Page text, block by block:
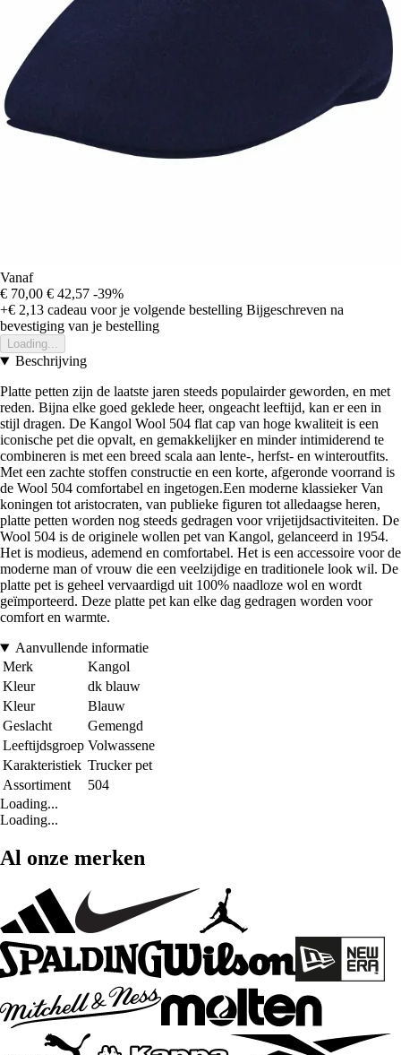
Vanaf
€ 70,00 € 42,57 -39%
+€ 2,13 cadeau voor je volgende bestelling Bijgeschreven na
bevestiging van je bestelling
Loading...
Beschrijving
Platte petten zijn de laatste jaren steeds populairder geworden, en met
reden. Bijna elke goed geklede heer, ongeacht leeftijd, kan er een in
stijl dragen. De Kangol Wool 504 flat cap van hoge kwaliteit is een
iconische pet die opvalt, en gemakkelijker en minder intimiderend te
combineren is met een breed scala aan lente-, herfst- en winteroutfits.
Met een zachte stoffen constructie en een korte, afgeronde voorrand is
de Wool 504 comfortabel en ingetogen.Een moderne klassieker Van
koningen tot aristocraten, van publieke figuren tot alledaagse heren,
platte petten worden nog steeds gedragen voor vrijetijdsactiviteiten. De
Wool 504 is de originele wollen pet van Kangol, gelanceerd in 1954.
Het is modieus, ademend en comfortabel. Het is een accessoire voor de
moderne man of vrouw die een veelzijdige en traditionele look wil. De
platte pet is geheel vervaardigd uit 100% naadloze wol en wordt
geïmporteerd. Deze platte pet kan elke dag gedragen worden voor
comfort en warmte.
Aanvullende informatie
Merk
Kangol
Kleur
dk blauw
Kleur
Blauw
Geslacht
Gemengd
Leeftijdsgroep Volwassene
Karakteristiek Trucker pet
Assortiment
504
Loading...
Loading...
Al onze merken